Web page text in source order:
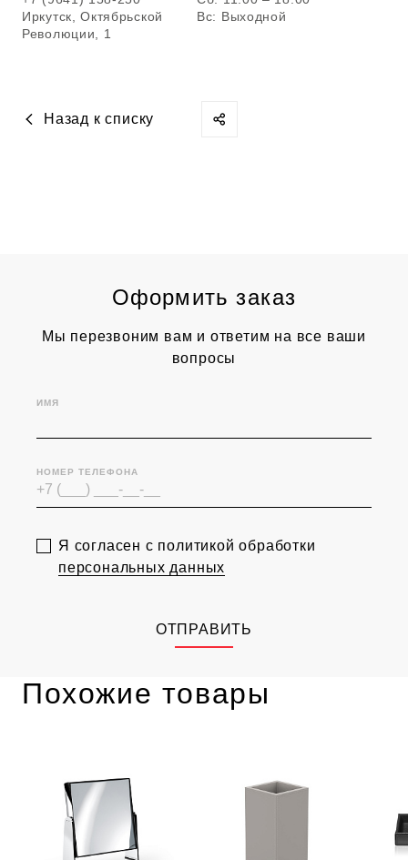
Иркутск, Октябрьской
Революции, 1
Вс: Выходной
Назад к списку
Оформить заказ
Мы перезвоним вам и ответим на все ваши
вопросы
ИМЯ
НОМЕР ТЕЛЕФОНА
Я согласен с политикой обработки
персональных данных
ОТПРАВИТЬ
Похожие товары